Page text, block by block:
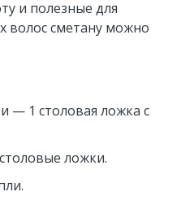
и полезные для
волос сметану можно
— 1 столовая ложка с
ложки.